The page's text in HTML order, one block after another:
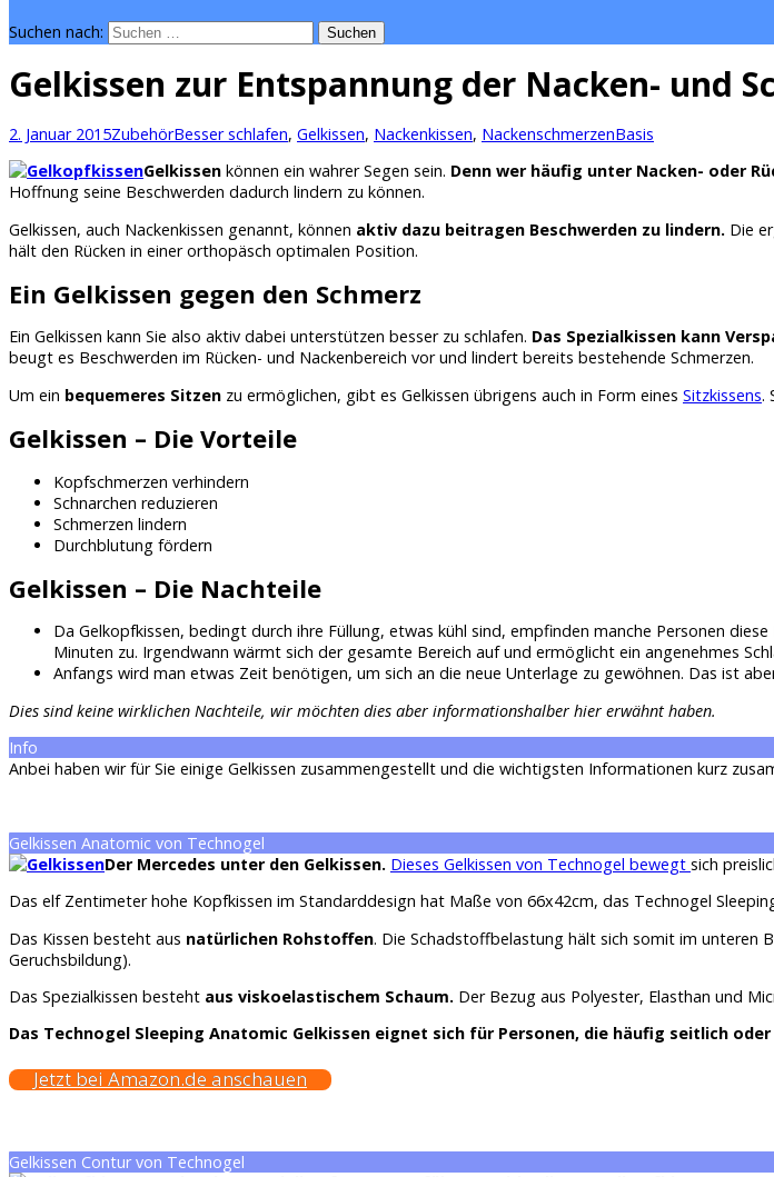
Suchen nach:
Gelkissen zur Entspannung der Nacken- und
2. Januar 2015ZubehörBesser schlafen, Gelkissen, Nackenkissen, NackenschmerzenBasis
Gelkissen können ein wahrer Segen sein. Denn wer häufig unter Nacken- oder
Hoffnung seine Beschwerden dadurch lindern zu können.
Gelkissen, auch Nackenkissen genannt, können aktiv dazu beitragen Beschwerden zu lindern. Die
hält den Rücken in einer orthopäsch optimalen Position.
Ein Gelkissen gegen den Schmerz
Ein Gelkissen kann Sie also aktiv dabei unterstützen besser zu schlafen. Das Spezialkissen kann
beugt es Beschwerden im Rücken- und Nackenbereich vor und lindert bereits bestehende Schmerzen.
Um ein bequemeres Sitzen zu ermöglichen, gibt es Gelkissen übrigens auch in Form eines Sitzkissens.
Gelkissen – Die Vorteile
Kopfschmerzen verhindern
Schnarchen reduzieren
Schmerzen lindern
Durchblutung fördern
Gelkissen – Die Nachteile
Da Gelkopfkissen, bedingt durch ihre Füllung, etwas kühl sind, empfinden manche Personen
Minuten zu. Irgendwann wärmt sich der gesamte Bereich auf und ermöglicht ein angenehmes
Anfangs wird man etwas Zeit benötigen, um sich an die neue Unterlage zu gewöhnen. Das ist
Dies sind keine wirklichen Nachteile, wir möchten dies aber informationshalber hier erwähnt haben.
Info
Anbei haben wir für Sie einige Gelkissen zusammengestellt und die wichtigsten Informationen kurz
Gelkissen Anatomic von Technogel
Der Mercedes unter den Gelkissen. Dieses Gelkissen von Technogel bewegt sich
Das elf Zentimeter hohe Kopfkissen im Standarddesign hat Maße von 66x42cm, das Technogel
Das Kissen besteht aus natürlichen Rohstoffen. Die Schadstoffbelastung hält sich somit im unteren
Geruchsbildung).
Das Spezialkissen besteht aus viskoelastischem Schaum. Der Bezug aus Polyester, Elasthan und
Das Technogel Sleeping Anatomic Gelkissen eignet sich für Personen, die häufig seitlich
Jetzt bei Amazon.de anschauen
Gelkissen Contur von Technogel